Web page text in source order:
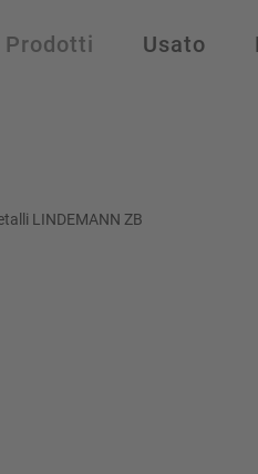
Prodotti Usato
LINDEMANN ZB